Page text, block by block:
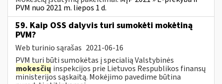
PVM nuo 2021 m. liepos 1 d.
59. Kaip OSS dalyvis turi sumokėti mokėtiną
PVM?
Web turinio sąrašas 2021-06-16
PVM turi būti sumokėtas į specialią Valstybinės
mokesčių inspekcijos prie Lietuvos Respublikos finansų
ministerijos sąskaitą. Mokėjimo pavedime būtina